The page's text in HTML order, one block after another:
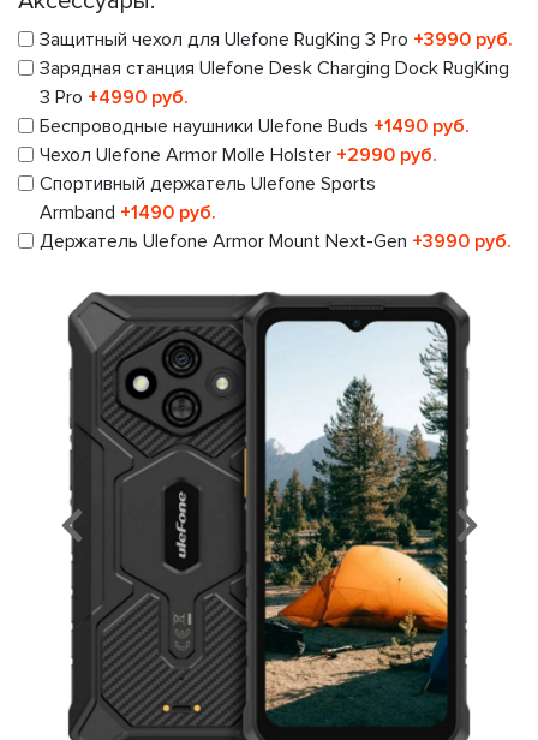
Предыдущий
Защитный чехол для Ulefone RugKing 3 Pro +3990 руб.
Зарядная станция Ulefone Desk Charging Dock RugKing
3 Pro +4990 руб.
Беспроводные наушники Ulefone Buds +1490 руб.
Чехол Ulefone Armor Molle Holster +2990 руб.
Спортивный держатель Ulefone Sports
Armband +1490 руб.
Держатель Ulefone Armor Mount Next-Gen +3990 руб.